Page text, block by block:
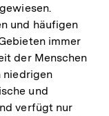
und häufigen
immer
der Menschen
niedrigen
und
verfügt nur